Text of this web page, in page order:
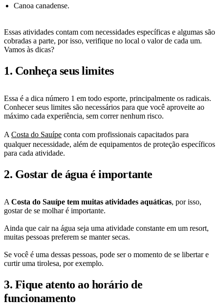
Canoa canadense.
Essas atividades contam com necessidades específicas e algumas são
cobradas a parte, por isso, verifique no local o valor de cada um.
Vamos às dicas?
1. Conheça seus limites
Essa é a dica número 1 em todo esporte, principalmente os radicais.
Conhecer seus limites são necessários para que você aproveite ao
máximo cada experiência, sem correr nenhum risco.
A Costa do Sauípe conta com profissionais capacitados para
qualquer necessidade, além de equipamentos de proteção específicos
para cada atividade.
2. Gostar de água é importante
A Costa do Sauípe tem muitas atividades aquáticas, por isso,
gostar de se molhar é importante.
Ainda que cair na água seja uma atividade constante em um resort,
muitas pessoas preferem se manter secas.
Se você é uma dessas pessoas, pode ser o momento de se libertar e
curtir uma tirolesa, por exemplo.
3. Fique atento ao horário de
funcionamento